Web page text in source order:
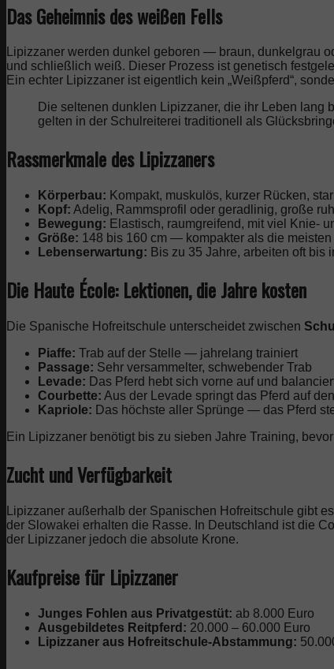
Das Geheimnis des weißen Fells
Lipizzaner werden dunkel geboren — braun, dunkelgrau
und schließlich weiß. Dieser Prozess ist genetisch
Ein echter Lipizzaner ist eigentlich kein „Weißpferd“,
Die seltenen dunklen Lipizzaner, die ihr Leben lang
gelten in der Schulreiterei traditionell als
Rassmerkmale des Lipizzaners
Körperbau: Kompakt, muskulös, kurzer Rücken,
Kopf: Adelig, Rammsprofil oder geradlinig, große
Bewegung: Elastisch, raumgreifend, mit viel Knie-
Größe: 148 bis 160 cm — kompakter als die meisten
Lebenserwartung: Bis zu 35 Jahre, arbeiten oft bis
Die Haute École: Lektionen, die Jahre kosten
Die Spanische Hofreitschule unterscheidet zwischen
Piaffe: Trab auf der Stelle — jahrelang trainiert
Passage: Sehr versammelter, schwebender Trab
Levade: Das Pferd hebt sich vorne auf und
Courbette: Aus der Levade springt das Pferd auf
Kapriole: Das höchste aller Sprünge — das Pferd
Ein Lipizzaner benötigt bis zu sieben Jahre Training,
Zucht und Verfügbarkeit
Lipizzaner außerhalb der Spanischen Hofreitschule gibt
der Slowakei erhalten die Rasse. In Deutschland ist die
der Lipizzaner jedoch die absolute Krone.
Kaufpreise für Lipizzaner
Junges Fohlen aus Privatgestüt: ab 8.000 Euro
Ausgebildetes Reitpferd: 20.000 – 60.000 Euro
Lipizzaner aus Hofreitschule-Abstammung: